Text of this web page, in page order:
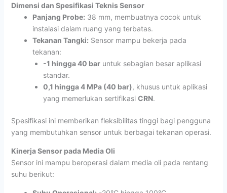
Dimensi dan Spesifikasi Teknis Sensor
Panjang Probe: 38 mm, membuatnya cocok untuk
instalasi dalam ruang yang terbatas.
Tekanan Tangki: Sensor mampu bekerja pada
tekanan:
-1 hingga 40 baruntuk sebagian besar aplikasi
standar.
0,1 hingga 4 MPa (40 bar), khusus untuk aplikasi
yang memerlukan sertifikasi CRN.
Spesifikasi ini memberikan fleksibilitas tinggi bagi pengguna
yang membutuhkan sensor untuk berbagai tekanan operasi.
Kinerja Sensor pada Media Oli
Sensor ini mampu beroperasi dalam media oli pada rentang
suhu berikut: